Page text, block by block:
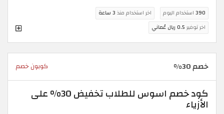
390 استخدام اليوم اخر استخدام منذ 3 ساعة
اخر توفير 0.5 ريال عُماني
خصم 30% كوبون خصم
كود خصم اسوس للطلاب تخفيض 30% على
الأزياء